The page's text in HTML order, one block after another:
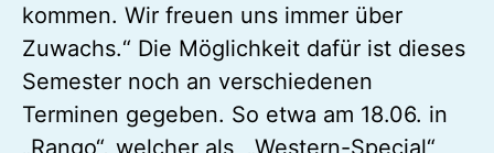
kommen. Wir freuen uns immer über
Zuwachs.“ Die Möglichkeit dafür ist dieses
Semester noch an verschiedenen
Terminen gegeben. So etwa am 18.06. in
„Rango“, welcher als „Western-Special“